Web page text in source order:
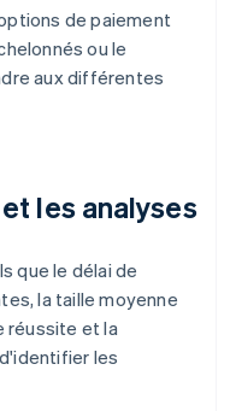
de paiement
ou le
aux différentes
les analyses
que le délai de
la taille moyenne
réussite et la
les